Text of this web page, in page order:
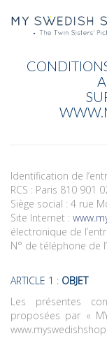
Identification de
RCS : Paris 810 901
Siège social : 4 rue
Site Internet :
électronique de
N° de téléphone de
ARTICLE 1 : OBJET
Les présentes
proposées par «